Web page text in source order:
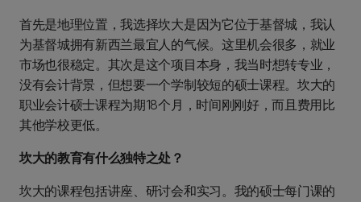
首先是地理位置，我选择坎大是因为它位于基督城，我认
为基督城拥有新西兰最宜人的气候。这里机会很多，就业
市场也很稳定。其次是这个项目本身，我当时想转专业，
没有会计背景，但想要一个学制较短的硕士课程。坎大的
职业会计硕士课程为期18个月，时间刚刚好，而且费用比
其他学校更低。
坎大的教育有什么独特之处？
坎大的课程包括讲座、研讨会和实习。我的硕士每门课的